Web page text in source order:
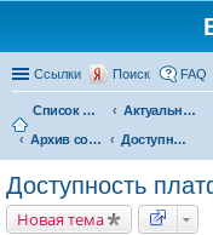
Ссылки Поиск FAQ
Список форумов
Актуальные вопросы
Архив событий
Доступность платформы Дегунино
Доступность
Новая тема